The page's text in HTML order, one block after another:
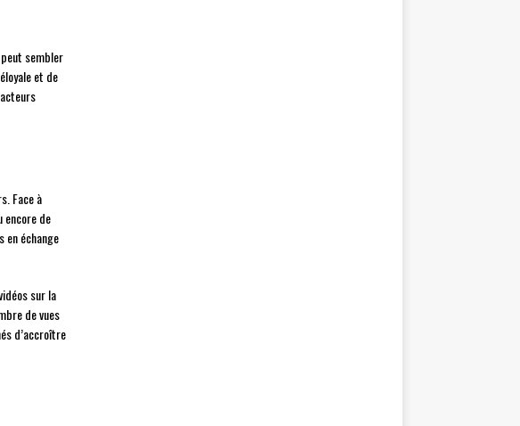
sembler
et de
Face à
encore de
échange
sur la
de vues
d’accroître